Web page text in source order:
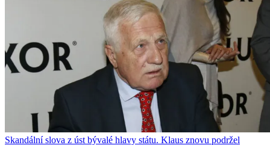
Skandální slova z úst bývalé hlavy státu. Klaus znovu podržel